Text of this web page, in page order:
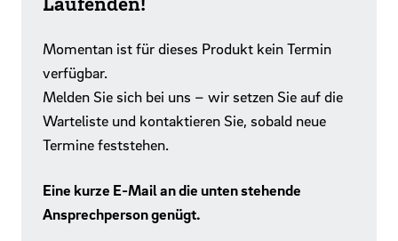
Momentan ist für dieses Produkt kein Termin
verfügbar.
Melden Sie sich bei uns – wir setzen Sie auf die
Warteliste und kontaktieren Sie, sobald neue
Termine feststehen.
Eine kurze E-Mail an die unten stehende
Ansprechperson genügt.